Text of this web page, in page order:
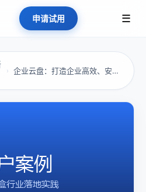
申请试用 ☰
› 企业云盘：打造企业高效、安全的存储平台